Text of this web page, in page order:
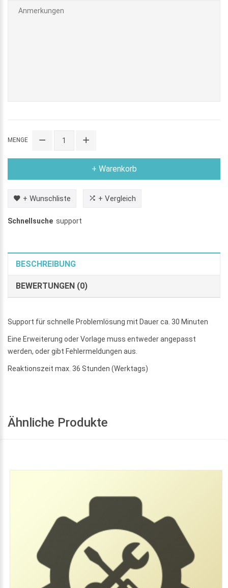
MENGE
+ Warenkorb
+ Wunschliste + Vergleich
Schnellsuche support
BESCHREIBUNG
BEWERTUNGEN (0)
Support für schnelle Problemlösung mit Dauer ca. 30 Minuten
Eine Erweiterung oder Vorlage muss entweder angepasst
werden, oder gibt Fehlermeldungen aus.
Reaktionszeit max. 36 Stunden (Werktags)
Ähnliche Produkte